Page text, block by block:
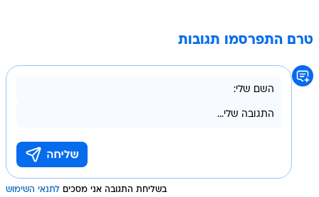
טרם התפרסמו תגובות
בשליחת התגובה אני מסכים לתנאי השימוש